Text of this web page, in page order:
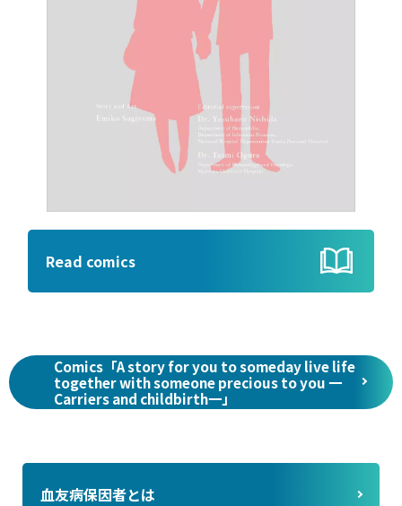
Read comics
Comics「A story for you to someday live life
together with someone precious to you 一
Carriers and childbirth一」
血友病保因者とは